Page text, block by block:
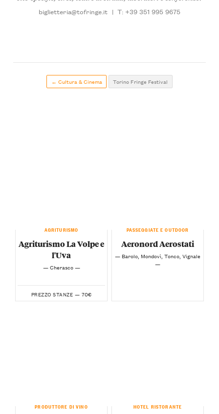
biglietteria@tofringe.it | T: +39 351 995 9675
← Cultura & Cinema Torino Fringe Festival
AGRITURISMO
Agriturismo La Volpe e
l'Uva
— Cherasco —
PREZZO STANZE — 70€
PASSEGGIATE E OUTDOOR
Aeronord Aerostati
— Barolo, Mondovì, Tonco, Vignale
—
PRODUTTORE DI VINO HOTEL RISTORANTE